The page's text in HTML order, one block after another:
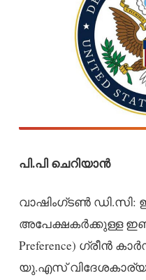
പി.പി ചെറിയാൻ
വാഷിംഗ്ടൺ ഡി.സി:
അപേക്ഷകർക്കുള്ള ഇബി-1
Preference) ഗ്രീൻ
യു.എസ് വിദേശകാര്യ